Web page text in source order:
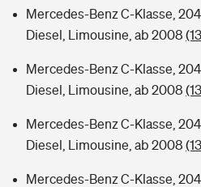
Mercedes-Benz C-Klasse, 204
Diesel, Limousine, ab 2008
Mercedes-Benz C-Klasse, 204
Diesel, Limousine, ab 2008
Mercedes-Benz C-Klasse,
Diesel, Limousine, ab 2008
Mercedes-Benz C-Klasse,